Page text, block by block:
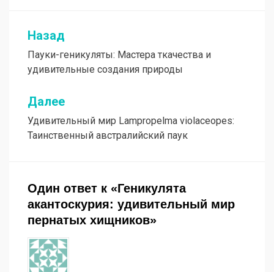
Навигация
по
записям
Назад
Пауки-геникуляты: Мастера ткачества и
удивительные создания природы
Далее
Удивительный мир Lampropelma violaceopes:
Таинственный австралийский паук
Один ответ к «Геникулята
акантоскурия: удивительный мир
пернатых хищников»